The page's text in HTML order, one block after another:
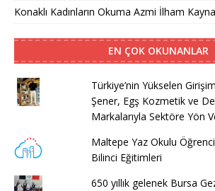
Konaklı Kadınların Okuma Azmi İlham
EN ÇOK OKUNANLAR
Türkiye’nin Yükselen
Şener, Egş Kozmetik ve
Markalarıyla Sektöre Yön
Maltepe Yaz Okulu
Bilinci Eğitimleri
650 yıllık gelenek Bursa